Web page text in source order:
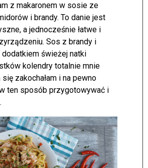
z makaronem w sosie ze
i brandy. To danie jest
a jednocześnie łatwe i
Sos z brandy i
świeżej natki
kolendry totalnie mnie
się zakochałam i na pewno
ten sposób przygotowywać i